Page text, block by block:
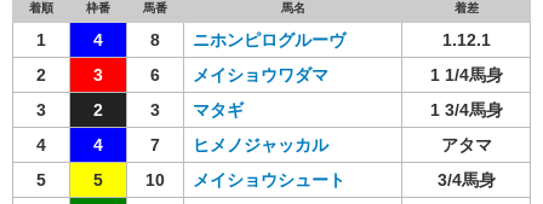
着順 枠番 馬番 馬名 着差
1 4 8 ニホンピログルーヴ
1.12.1
2
3 6 メイショウワダマ
1 1/4馬身
3
2 3 マタギ
1 3/4馬身
4
4 7 ヒメノジャッカル
アタマ
5
5 10 メイショウシュート
3/4馬身